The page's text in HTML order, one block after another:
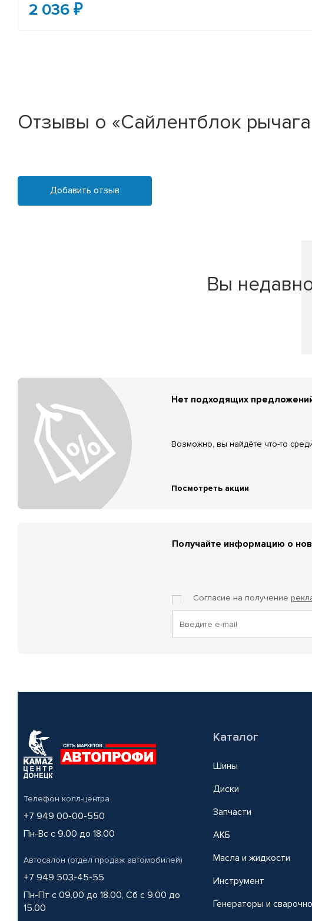
2 036 ₽
Отзывы о «Сайлентблок
Добавить отзыв
Вы
Нет подходящих
Возможно, вы найдёте что-то
Посмотреть акции
Получайте информацию о
Согласие на получение
Телефон колл-центра
+7 949 00-00-550
Пн-Вс с 9.00 до 18.00
Автосалон (отдел продаж автомобилей)
+7 949 503-45-55
Пн-Пт с 09.00 до 18.00, Сб с 9.00 до
15.00
Каталог
Шины
Диски
Запчасти
АКБ
Масла и жидкости
Инструмент
Генераторы и